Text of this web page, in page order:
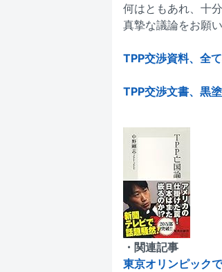
何はともあれ、十
真摯な議論をお願
TPP交渉資料、全
TPP交渉文書、黒
・関連記事
東京オリンピック